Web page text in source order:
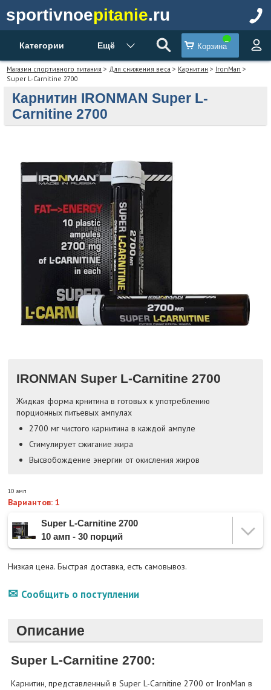
sportivnoepitanie.ru
Категории Ещё Корзина
Магазин спортивного питания > Для снижения веса > Карнитин > IronMan >
Super L-Carnitine 2700
Карнитин IRONMAN Super L-
Carnitine 2700
IRONMAN Super L-Carnitine 2700
Жидкая форма крнитина в готовых к употреблению
порционных питьевых ампулах
2700 мг чистого карнитина в каждой ампуле
Стимулирует сжигание жира
Высвобождение энергии от окисления жиров
10 амп
Вариантов: 1
Super L-Carnitine 2700
10 амп - 30 порций
Низкая цена. Быстрая доставка, есть самовывоз.
Сообщить о поступлении
Описание
Super L-Carnitine 2700:
Карнитин, представленный в Super L-Carnitine 2700 от IronMan в